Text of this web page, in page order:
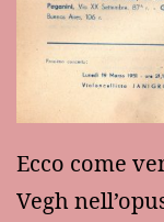
Ecco come
Vegh